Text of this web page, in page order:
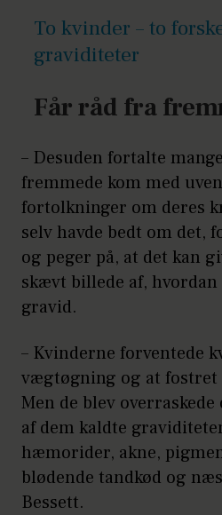
To kvinder – to
graviditeter
Får råd fra
– Desuden fortalte
fremmede kom med
fortolkninger om deres
selv havde bedt om det,
og peger på, at det kan
skævt billede af,
gravid.
– Kvinderne forventede
vægtøgning og at fostret
Men de blev
af dem kaldte
hæmorider, akne,
blødende tandkød og
Bessett.